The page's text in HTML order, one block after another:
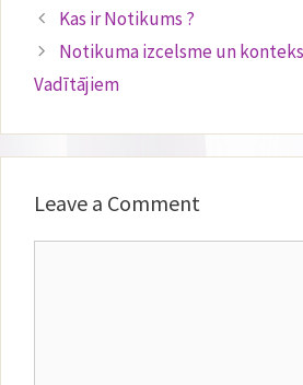
Kas ir Notikums ?
Notikuma izcelsme un
Vadītājiem
Leave a Comment